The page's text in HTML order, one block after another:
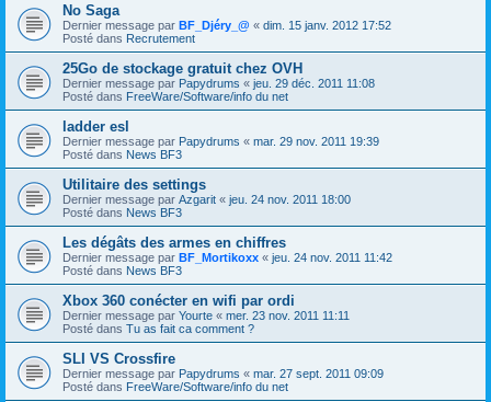
No Saga
Dernier message par BF_Djéry_@ « dim. 15 janv. 2012 17:52
Posté dans Recrutement
25Go de stockage gratuit chez OVH
Dernier message par Papydrums « jeu. 29 déc. 2011 11:08
Posté dans FreeWare/Software/info du net
ladder esl
Dernier message par Papydrums « mar. 29 nov. 2011 19:39
Posté dans News BF3
Utilitaire des settings
Dernier message par Azgarit « jeu. 24 nov. 2011 18:00
Posté dans News BF3
Les dégâts des armes en chiffres
Dernier message par BF_Mortikoxx « jeu. 24 nov. 2011 11:42
Posté dans News BF3
Xbox 360 conécter en wifi par ordi
Dernier message par Yourte « mer. 23 nov. 2011 11:11
Posté dans Tu as fait ca comment ?
SLI VS Crossfire
Dernier message par Papydrums « mar. 27 sept. 2011 09:09
Posté dans FreeWare/Software/info du net